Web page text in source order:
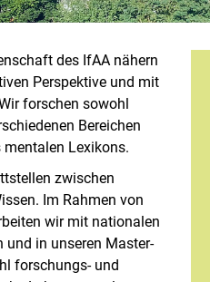
des IfAA nähern
Perspektive und mit
forschen sowohl
Bereichen
Lexikons.
zwischen
Im Rahmen von
wir mit nationalen
in unseren Master-
forschungs- und